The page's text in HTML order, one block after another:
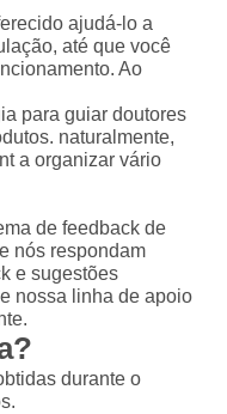
ajudá-lo a
até que você
Ao
para guiar doutores
naturalmente,
a organizar vário
de feedback de
nós respondam
e sugestões
nossa linha de apoio
durante o